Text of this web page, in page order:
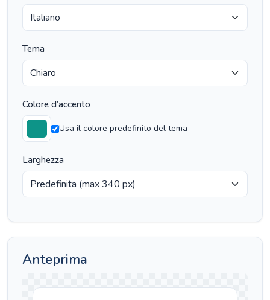
Tema
Colore d’accento
Usa il colore predefinito del tema
Larghezza
Anteprima